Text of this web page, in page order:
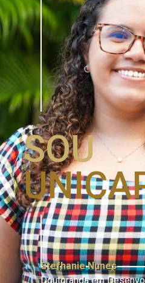
SOU
Stefhanie Nunes
Doutoranda em